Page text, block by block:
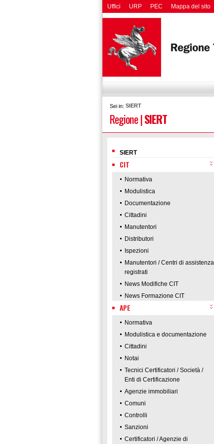
Uffici URP PEC Mappa del sito
Sei in: SIERT
Regione|SIERT
SIERT
CIT
Normativa
Modulistica
Documentazione
Cittadini
Manutentori
Distributori
Ispezioni
Manutentori / Centri di assistenza
registrati
News Modifiche CIT
News Formazione CIT
APE
Normativa
Modulistica e documentazione
Cittadini
Notai
Tecnici Certificatori / Società /
Enti di Certificazione
Agenzie immobiliari
Comuni
Controlli
Sanzioni
Certificatori / Agenzie di